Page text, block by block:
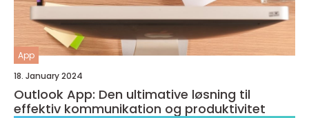
App
18. January 2024
Outlook App: Den ultimative løsning til
effektiv kommunikation og produktivitet